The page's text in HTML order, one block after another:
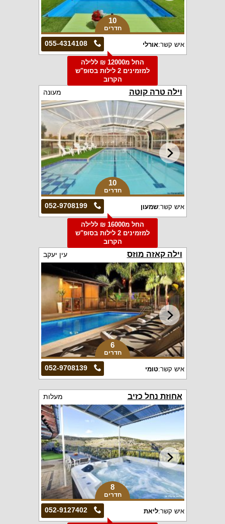
10
חדרים
055-4314108 איש קשר:אורלי
החל מ12000 ₪ ללילה
למזמינים 2 לילות בסופ"ש
הקרוב
וילה טרה קוטה מעונה
10
חדרים
052-9708199 איש קשר:שמעון
החל מ16000 ₪ ללילה
למזמינים 2 לילות בסופ"ש
הקרוב
וילה קאזה מוזס עין יעקב
6
חדרים
052-9708139 איש קשר:טומי
אחוזת נחל כזיב מעלות
8
חדרים
052-9127402 איש קשר:ליאת